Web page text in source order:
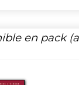
en pack